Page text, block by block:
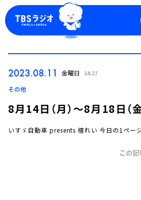
2023.08.11 金曜日 14:27
その他
8月14日（月）～8月18日（
いすゞ自動車 presents 檀れい 今日の1ペー
この